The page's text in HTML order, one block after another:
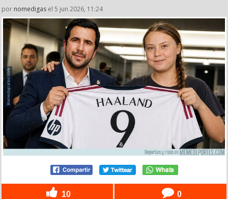
por nomedigas el 5 jun 2026, 11:24
10 0